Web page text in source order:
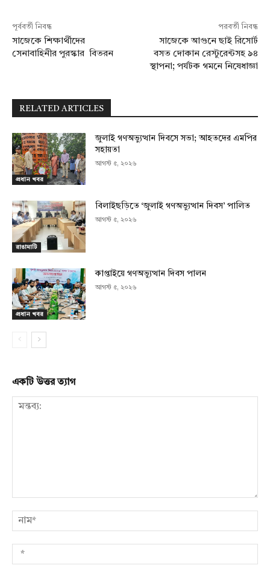
পূর্ববর্তী নিবন্ধ
সাজেকে শিক্ষার্থীদের
সেনাবাহিনীর পুরস্কার বিতরন
পরবর্তী নিবন্ধ
সাজেকে আগুনে ছাই রিসোর্ট
বসত দোকান রেস্টুরেন্টসহ ৯৪
স্থাপনা; পর্যটক গমনে নিষেধাজ্ঞা
RELATED ARTICLES
প্রধান খবর
জুলাই গণঅভ্যুত্থান দিবসে সভা; আহতদের এমপির
সহায়তা
আগস্ট ৫, ২০২৬
রাঙামাটি
বিলাইছড়িতে ‘জুলাই গণঅভ্যুত্থান দিবস’ পালিত
আগস্ট ৫, ২০২৬
প্রধান খবর
কাপ্তাইয়ে গণঅভ্যুত্থান দিবস পালন
আগস্ট ৫, ২০২৬
একটি উত্তর ত্যাগ